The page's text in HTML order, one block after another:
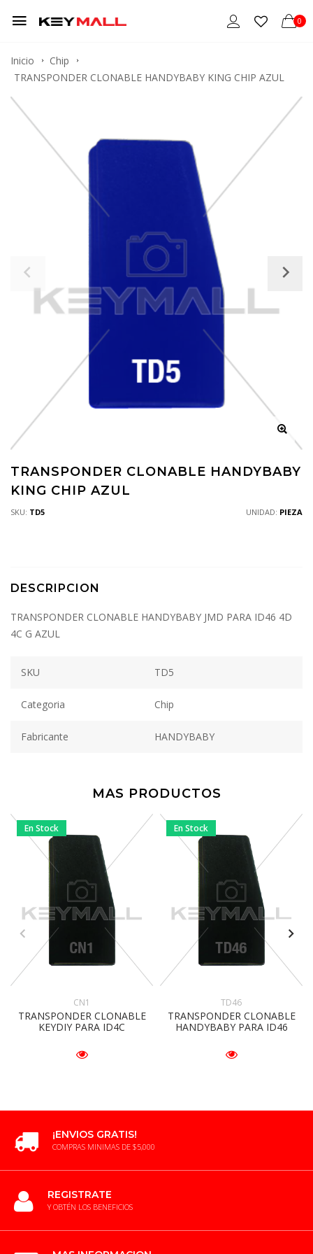
0
Inicio
Chip
TRANSPONDER CLONABLE HANDYBABY KING CHIP AZUL
TRANSPONDER CLONABLE HANDYBABY
KING CHIP AZUL
SKU: TD5 UNIDAD: PIEZA
DESCRIPCION
TRANSPONDER CLONABLE HANDYBABY JMD PARA ID46 4D
4C G AZUL
SKU TD5
Categoria Chip
Fabricante HANDYBABY
MAS PRODUCTOS
En Stock
CN1
TRANSPONDER CLONABLE
KEYDIY PARA ID4C
En Stock
TD46
TRANSPONDER CLONABLE
HANDYBABY PARA ID46
¡ENVIOS GRATIS!
COMPRAS MINIMAS DE $5,000
REGISTRATE
Y OBTÉN LOS BENEFICIOS